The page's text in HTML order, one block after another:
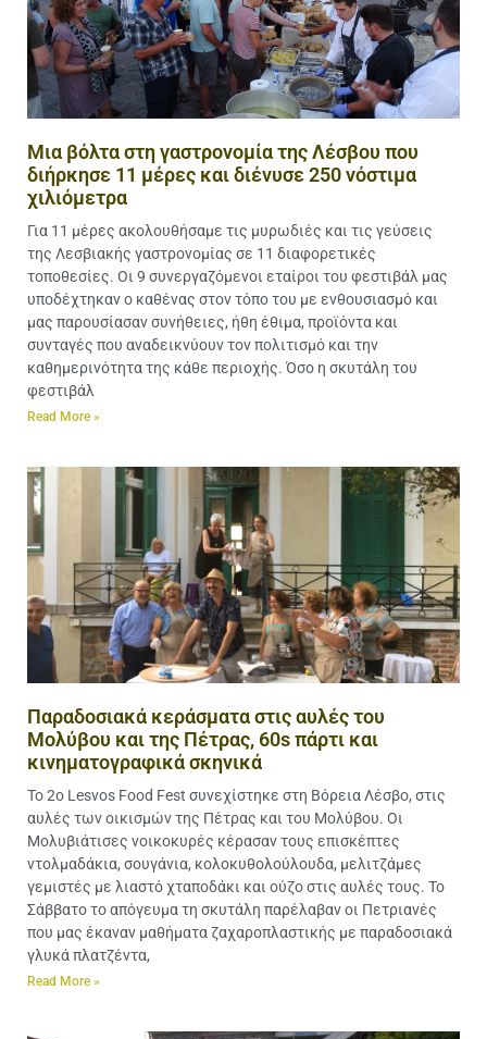
Μια βόλτα στη γαστρονομία της Λέσβου που
διήρκησε 11 μέρες και διένυσε 250 νόστιμα
χιλιόμετρα
Για 11 μέρες ακολουθήσαμε τις μυρωδιές και τις γεύσεις
της Λεσβιακής γαστρονομίας σε 11 διαφορετικές
τοποθεσίες. Οι 9 συνεργαζόμενοι εταίροι του φεστιβάλ μας
υποδέχτηκαν ο καθένας στον τόπο του με ενθουσιασμό και
μας παρουσίασαν συνήθειες, ήθη έθιμα, προϊόντα και
συνταγές που αναδεικνύουν τον πολιτισμό και την
καθημερινότητα της κάθε περιοχής. Όσο η σκυτάλη του
φεστιβάλ
Read More »
Παραδοσιακά κεράσματα στις αυλές του
Μολύβου και της Πέτρας, 60s πάρτι και
κινηματογραφικά σκηνικά
Το 2ο Lesvos Food Fest συνεχίστηκε στη Βόρεια Λέσβο, στις
αυλές των οικισμών της Πέτρας και του Μολύβου. Οι
Μολυβιάτισες νοικοκυρές κέρασαν τους επισκέπτες
ντολμαδάκια, σουγάνια, κολοκυθολούλουδα, μελιτζάμες
γεμιστές με λιαστό χταποδάκι και ούζο στις αυλές τους. Το
Σάββατο το απόγευμα τη σκυτάλη παρέλαβαν οι Πετριανές
που μας έκαναν μαθήματα ζαχαροπλαστικής με παραδοσιακά
γλυκά πλατζέντα,
Read More »